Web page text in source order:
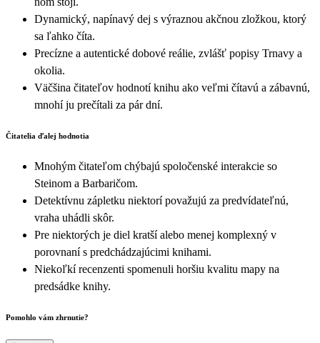
Dynamický, napínavý dej s výraznou akčnou zložkou, ktorý
sa ľahko číta.
Precízne a autentické dobové reálie, zvlášť popisy Trnavy a
okolia.
Väčšina čitateľov hodnotí knihu ako veľmi čítavú a zábavnú,
mnohí ju prečítali za pár dní.
Čitatelia ďalej hodnotia
Mnohým čitateľom chýbajú spoločenské interakcie so
Steinom a Barbaričom.
Detektívnu zápletku niektorí považujú za predvídateľnú,
vraha uhádli skôr.
Pre niektorých je diel kratší alebo menej komplexný v
porovnaní s predchádzajúcimi knihami.
Niekoľkí recenzenti spomenuli horšiu kvalitu mapy na
predsádke knihy.
Pomohlo vám zhrnutie?